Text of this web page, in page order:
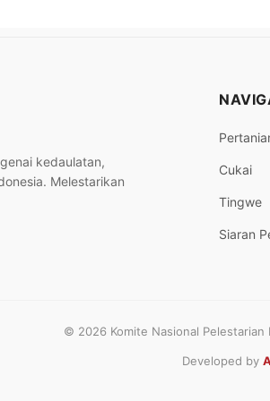
kedaulatan,
Melestarikan
Cukai
Tingwe
Siaran
© 2026 Komite Nasional Pelestarian
Developed by